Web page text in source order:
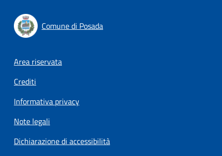
Comune di Posada
Footer menu
Area riservata
Crediti
Informativa privacy
Note legali
Dichiarazione di accessibilità